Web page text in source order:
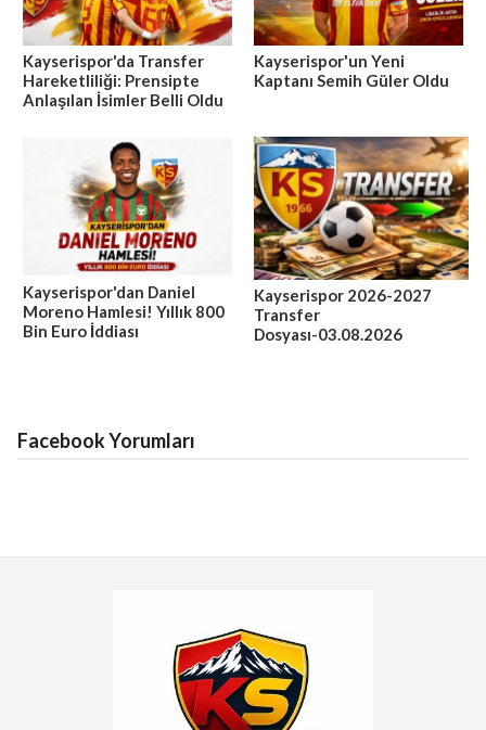
Kayserispor'da Transfer
Hareketliliği: Prensipte
Anlaşılan İsimler Belli Oldu
Kayserispor'un Yeni
Kaptanı Semih Güler Oldu
Kayserispor'dan Daniel
Moreno Hamlesi! Yıllık 800
Bin Euro İddiası
Kayserispor 2026-2027
Transfer
Dosyası-03.08.2026
Facebook Yorumları